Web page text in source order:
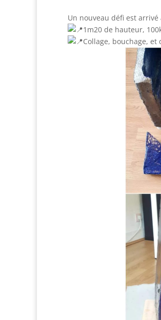
Un nouveau défi est
1m20 de hauteur,
Collage, bouchage,